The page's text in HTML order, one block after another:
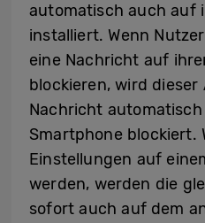
automatisch auch auf
installiert. Wenn
eine Nachricht auf
blockieren, wird
Nachricht
Smartphone blockiert.
Einstellungen auf
werden, werden die
sofort auch auf dem